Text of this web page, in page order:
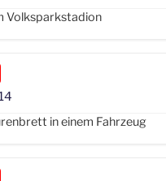
Volksparkstadion
in einem Fahrzeug